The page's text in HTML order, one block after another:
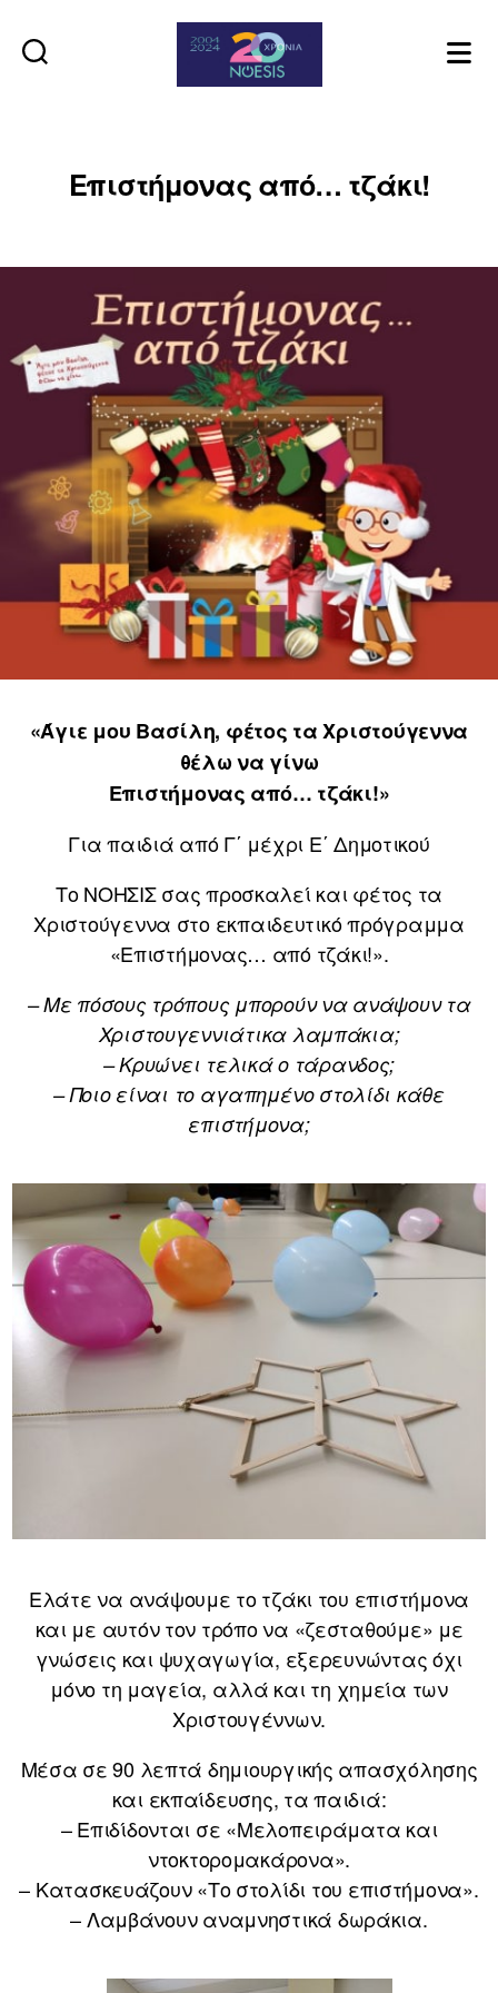
Επιστήμονας από… τζάκι!
«Άγιε μου Βασίλη, φέτος τα Χριστούγεννα
θέλω να γίνω
Επιστήμονας από… τζάκι!»
Για παιδιά από Γ΄ μέχρι Ε΄ Δημοτικού
Το ΝΟΗΣΙΣ σας προσκαλεί και φέτος τα
Χριστούγεννα στο εκπαιδευτικό πρόγραμμα
«Επιστήμονας… από τζάκι!».
– Με πόσους τρόπους μπορούν να ανάψουν τα
Χριστουγεννιάτικα λαμπάκια;
– Κρυώνει τελικά ο τάρανδος;
– Ποιο είναι το αγαπημένο στολίδι κάθε
επιστήμονα;
Ελάτε να ανάψουμε το τζάκι του επιστήμονα
και με αυτόν τον τρόπο να «ζεσταθούμε» με
γνώσεις και ψυχαγωγία, εξερευνώντας όχι
μόνο τη μαγεία, αλλά και τη χημεία των
Χριστουγέννων.
Μέσα σε 90 λεπτά δημιουργικής απασχόλησης
και εκπαίδευσης, τα παιδιά:
– Επιδίδονται σε «Μελοπειράματα και
ντοκτορομακάρονα».
– Κατασκευάζουν «Το στολίδι του επιστήμονα».
– Λαμβάνουν αναμνηστικά δωράκια.